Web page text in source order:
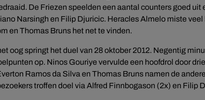
De Friezen speelden een aantal counters goed uit
Narsingh en Filip Djuricic. Heracles Almelo miste
en Thomas Bruns het net te vinden.
oog springt het duel van 28 oktober 2012. Negentig
op. Ninos Gouriye vervulde een hoofdrol door
Ramos da Silva en Thomas Bruns namen de
troffen doel via Alfred Finnbogason (2x) en Filip